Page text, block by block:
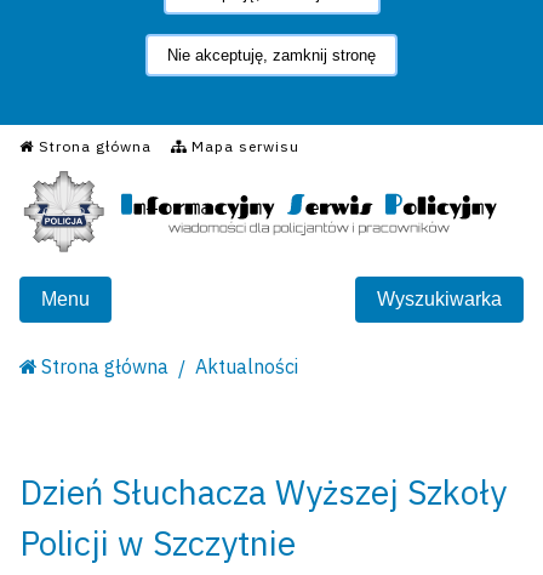
Nie akceptuję, zamknij stronę
Strona główna Mapa serwisu
Informacyjny Serwis
Menu Wyszukiwarka
Strona główna Aktualności
Dzień Słuchacza Wyższej Szkoły
Policji w Szczytnie